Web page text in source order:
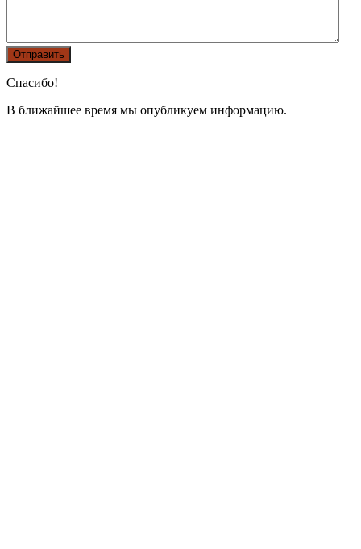
Спасибо!
В ближайшее время мы опубликуем информацию.